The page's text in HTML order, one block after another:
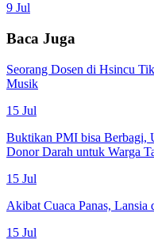
9 Jul
Baca Juga
Seorang Dosen di Hsincu
Musik
15 Jul
Buktikan PMI bisa Berbagi,
Donor Darah untuk Warga
15 Jul
Akibat Cuaca Panas,
15 Jul